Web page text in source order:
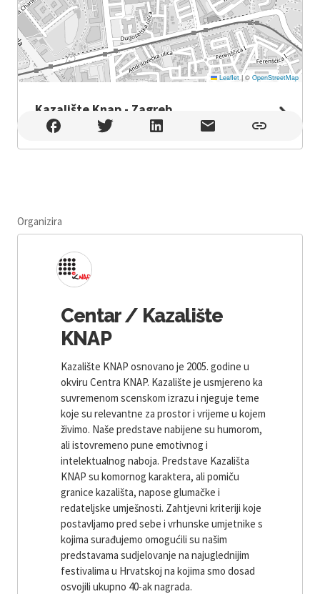
Leaflet |© OpenStreetMap
Kazalište Knap - Zagreb
Kazalište Knap - Zagreb , Zagreb
Organizira
Centar / Kazalište
KNAP
Kazalište KNAP osnovano je 2005. godine u
okviru Centra KNAP. Kazalište je usmjereno ka
suvremenom scenskom izrazu i njeguje teme
koje su relevantne za prostor i vrijeme u kojem
živimo. Naše predstave nabijene su humorom,
ali istovremeno pune emotivnog i
intelektualnog naboja. Predstave Kazališta
KNAP su komornog karaktera, ali pomiču
granice kazališta, napose glumačke i
redateljske umješnosti. Zahtjevni kriteriji koje
postavljamo pred sebe i vrhunske umjetnike s
kojima surađujemo omogućili su našim
predstavama sudjelovanje na najuglednijim
festivalima u Hrvatskoj na kojima smo dosad
osvojili ukupno 40-ak nagrada.